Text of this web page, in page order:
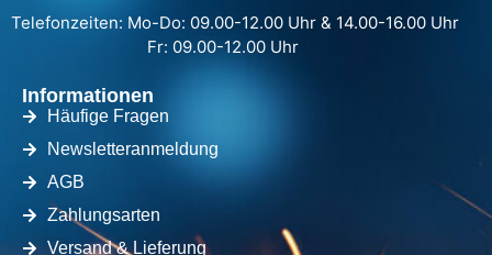
Telefonzeiten: Mo-Do: 09.00-12.00 Uhr & 14.00-16.00 Uhr
Fr: 09.00-12.00 Uhr
Informationen
Häufige Fragen
Newsletteranmeldung
AGB
Zahlungsarten
Versand & Lieferung